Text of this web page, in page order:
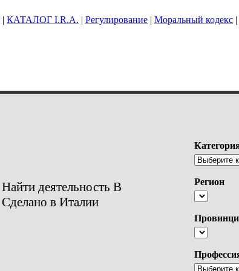
| КАТАЛОГ I.R.A. | Регулирование | Моральный кодекс |
Найти деятельность В
Сделано в Италии
Регион